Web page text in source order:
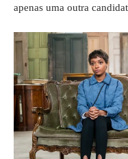
apenas uma outra